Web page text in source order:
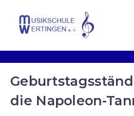
die Napoleon-